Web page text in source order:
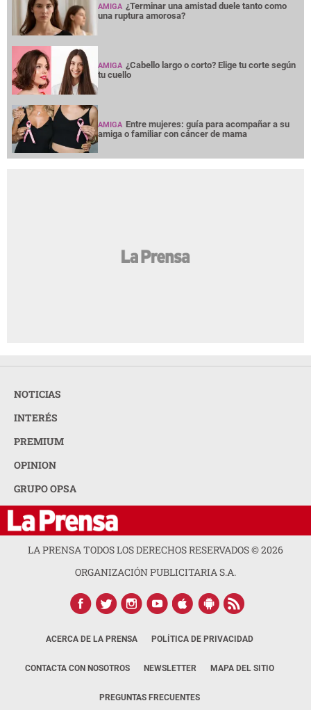
AMIGA ¿Terminar una amistad duele tanto como
una ruptura amorosa?
AMIGA ¿Cabello largo o corto? Elige tu corte según
tu cuello
AMIGA Entre mujeres: guía para acompañar a su
amiga o familiar con cáncer de mama
NOTICIAS
INTERÉS
PREMIUM
OPINION
GRUPO OPSA
LA PRENSA TODOS LOS DERECHOS RESERVADOS ©2026
ORGANIZACIÓN PUBLICITARIA S.A.
ACERCA DE LA PRENSA POLÍTICA DE PRIVACIDAD
CONTACTA CON NOSOTROS NEWSLETTER MAPA DEL SITIO
PREGUNTAS FRECUENTES